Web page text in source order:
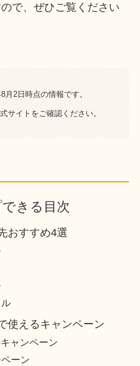
で、ぜひご覧ください
月2日時点の情報です。
サイトをご確認ください。
きる目次
おすすめ4選
使えるキャンペーン
ャンペーン
ーン